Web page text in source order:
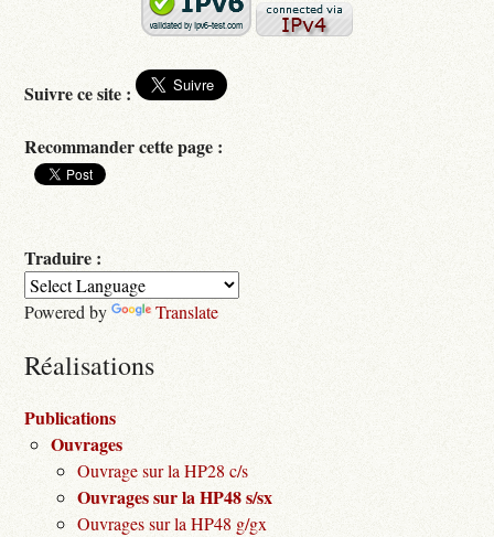
Suivre ce site :
Recommander cette page :
Traduire :
Powered by Translate
Réalisations
Publications
Ouvrages
Ouvrage sur la HP28 c/s
Ouvrages sur la HP48 s/sx
Ouvrages sur la HP48 g/gx